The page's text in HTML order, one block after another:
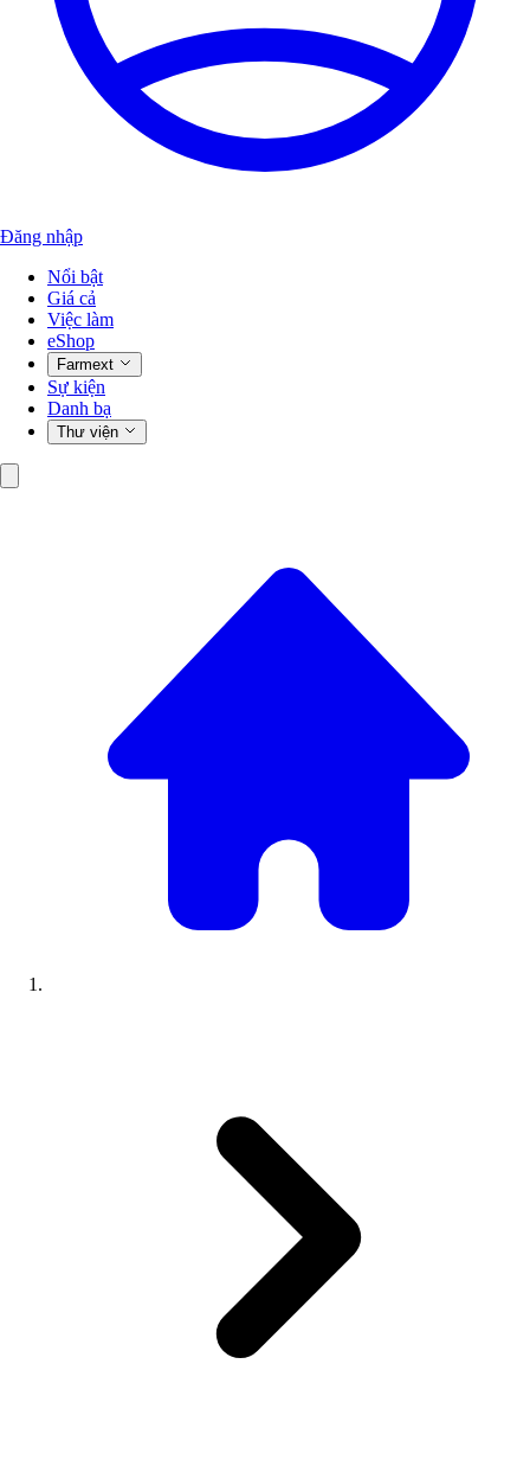
Đăng nhập
Nổi bật
Giá cả
Việc làm
eShop
Farmext
Sự kiện
Danh bạ
Thư viện